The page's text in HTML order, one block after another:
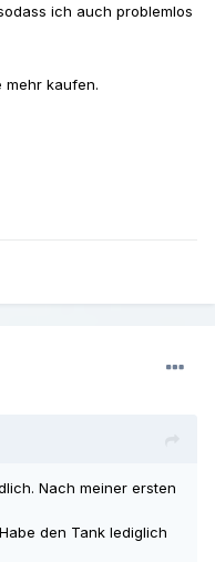
ich auch problemlos
mehr kaufen.
Nach meiner ersten
den Tank lediglich